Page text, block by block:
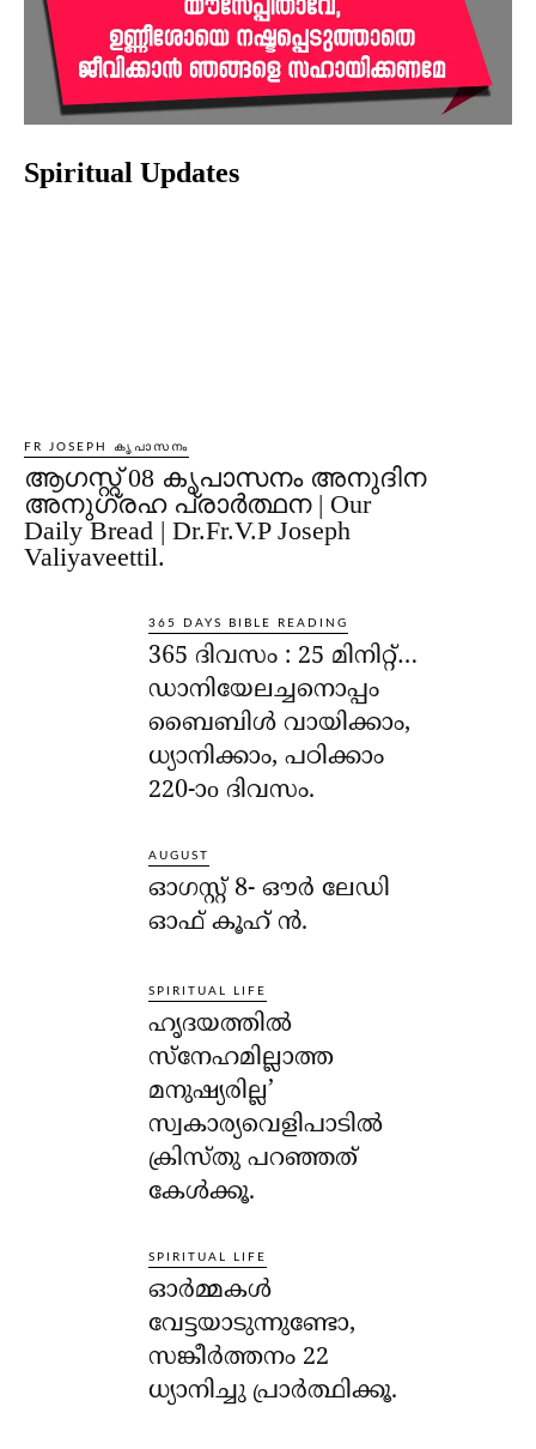
Spiritual Updates
FR JOSEPH കൃപാസനം
ആഗസ്റ്റ് 08 കൃപാസനം അനുദിന
അനുഗ്രഹ പ്രാർത്ഥന | Our
Daily Bread | Dr.Fr.V.P Joseph
Valiyaveettil.
365 DAYS BIBLE READING
365 ദിവസം : 25 മിനിറ്റ്…
ഡാനിയേലച്ചനൊപ്പം
ബൈബിൾ വായിക്കാം,
ധ്യാനിക്കാം, പഠിക്കാം
220-ാo ദിവസം.
AUGUST
ഓഗസ്റ്റ് 8- ഔര്‍ ലേഡി
ഓഫ് കൂഹ് ന്‍.
SPIRITUAL LIFE
ഹൃദയത്തില്‍
സ്‌നേഹമില്ലാത്ത
മനുഷ്യരില്ല’
സ്വകാര്യവെളിപാടില്‍
ക്രിസ്തു പറഞ്ഞത്
കേള്‍ക്കൂ.
SPIRITUAL LIFE
ഓര്‍മ്മകള്‍
വേട്ടയാടുന്നുണ്ടോ,
സങ്കീര്‍ത്തനം 22
ധ്യാനിച്ചു പ്രാര്‍ത്ഥിക്കൂ.